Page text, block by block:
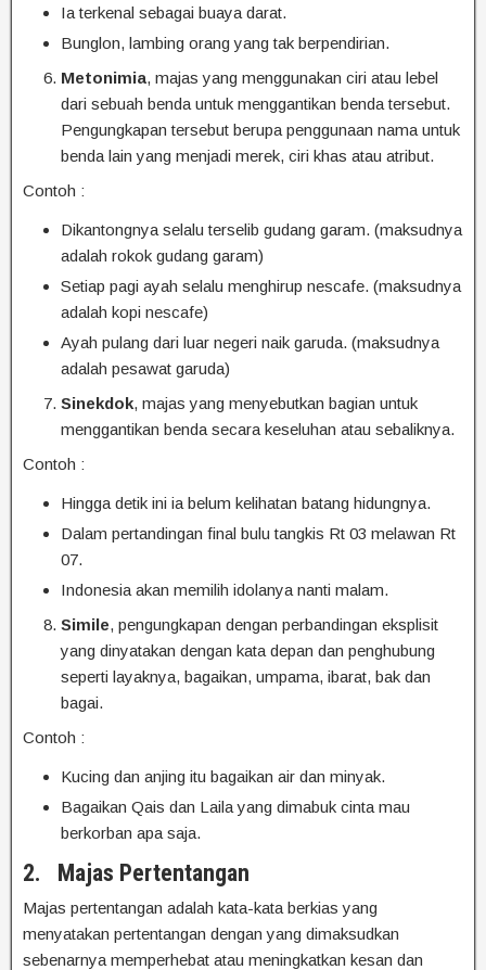
Ia terkenal sebagai buaya darat.
Bunglon, lambing orang yang tak berpendirian.
Metonimia, majas yang menggunakan ciri atau lebel
dari sebuah benda untuk menggantikan benda tersebut.
Pengungkapan tersebut berupa penggunaan nama untuk
benda lain yang menjadi merek, ciri khas atau atribut.
Contoh :
Dikantongnya selalu terselib gudang garam. (maksudnya
adalah rokok gudang garam)
Setiap pagi ayah selalu menghirup nescafe. (maksudnya
adalah kopi nescafe)
Ayah pulang dari luar negeri naik garuda. (maksudnya
adalah pesawat garuda)
Sinekdok, majas yang menyebutkan bagian untuk
menggantikan benda secara keseluhan atau sebaliknya.
Contoh :
Hingga detik ini ia belum kelihatan batang hidungnya.
Dalam pertandingan final bulu tangkis Rt 03 melawan Rt
07.
Indonesia akan memilih idolanya nanti malam.
Simile, pengungkapan dengan perbandingan eksplisit
yang dinyatakan dengan kata depan dan penghubung
seperti layaknya, bagaikan, umpama, ibarat, bak dan
bagai.
Contoh :
Kucing dan anjing itu bagaikan air dan minyak.
Bagaikan Qais dan Laila yang dimabuk cinta mau
berkorban apa saja.
2. Majas Pertentangan
Majas pertentangan adalah kata-kata berkias yang
menyatakan pertentangan dengan yang dimaksudkan
sebenarnya memperhebat atau meningkatkan kesan dan